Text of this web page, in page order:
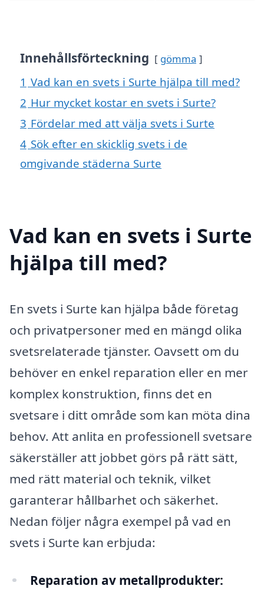
Innehållsförteckning gömma
1 Vad kan en svets i Surte hjälpa till med?
2 Hur mycket kostar en svets i Surte?
3 Fördelar med att välja svets i Surte
4 Sök efter en skicklig svets i de
omgivande städerna Surte
Vad kan en svets i Surte
hjälpa till med?
En svets i Surte kan hjälpa både företag
och privatpersoner med en mängd olika
svetsrelaterade tjänster. Oavsett om du
behöver en enkel reparation eller en mer
komplex konstruktion, finns det en
svetsare i ditt område som kan möta dina
behov. Att anlita en professionell svetsare
säkerställer att jobbet görs på rätt sätt,
med rätt material och teknik, vilket
garanterar hållbarhet och säkerhet.
Nedan följer några exempel på vad en
svets i Surte kan erbjuda:
Reparation av metallprodukter: